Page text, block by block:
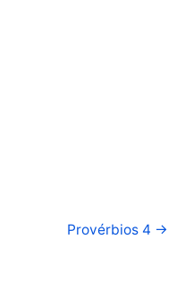
Provérbios 4 →